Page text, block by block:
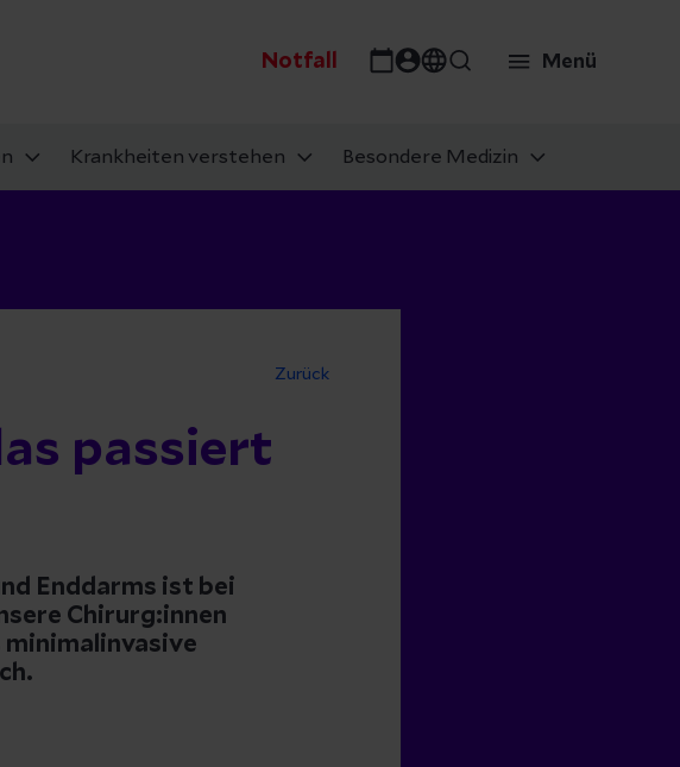
Notfall Menü
Krankheiten verstehen Besondere Medizin
Zurück
passiert
Enddarms ist bei
Chirurg:innen
minimalinvasive